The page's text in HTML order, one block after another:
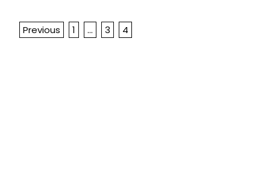
Posts
Previous 1 … 3 4